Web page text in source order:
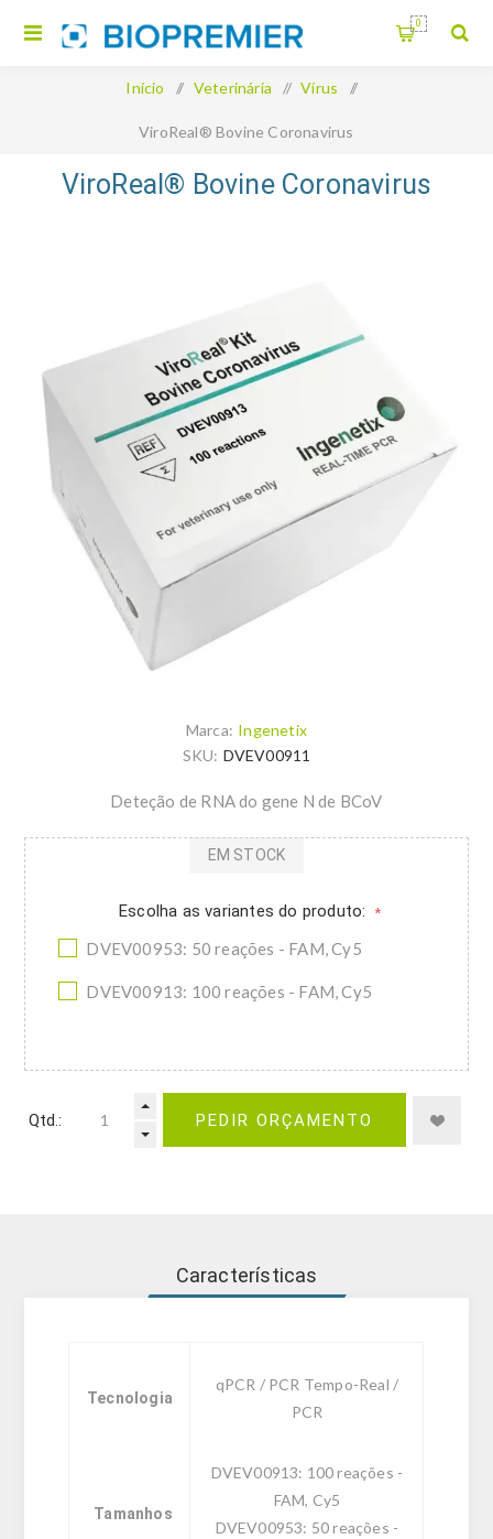
0
Início / Veterinária / Vírus /
ViroReal® Bovine Coronavirus
ViroReal® Bovine Coronavirus
Marca: Ingenetix
SKU: DVEV00911
Deteção de RNA do gene N de BCoV
Escolha as variantes do produto: *
DVEV00953: 50 reações - FAM, Cy5
DVEV00913: 100 reações - FAM, Cy5
EM STOCK
Qtd.: PEDIR ORÇAMENTO
Características
Tecnologia
qPCR / PCR Tempo-Real /
PCR
Tamanhos
DVEV00913: 100 reações -
FAM, Cy5
DVEV00953: 50 reações -